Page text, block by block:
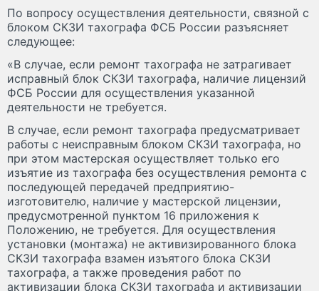
По вопросу осуществления деятельности, связной с
блоком СКЗИ тахографа ФСБ России разъясняет
следующее:
«В случае, если ремонт тахографа не затрагивает
исправный блок СКЗИ тахографа, наличие лицензий
ФСБ России для осуществления указанной
деятельности не требуется.
В случае, если ремонт тахографа предусматривает
работы с неисправным блоком СКЗИ тахографа, но
при этом мастерская осуществляет только его
изъятие из тахографа без осуществления ремонта с
последующей передачей предприятию-
изготовителю, наличие у мастерской лицензии,
предусмотренной пунктом 16 приложения к
Положению, не требуется. Для осуществления
установки (монтажа) не активизированного блока
СКЗИ тахографа взамен изъятого блока СКЗИ
тахографа, а также проведения работ по
активизации блока СКЗИ тахографа и активизации